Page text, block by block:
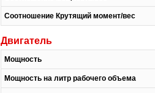
Соотношение Крутящий момент/вес
Двигатель
Мощность
Мощность на литр рабочего объема